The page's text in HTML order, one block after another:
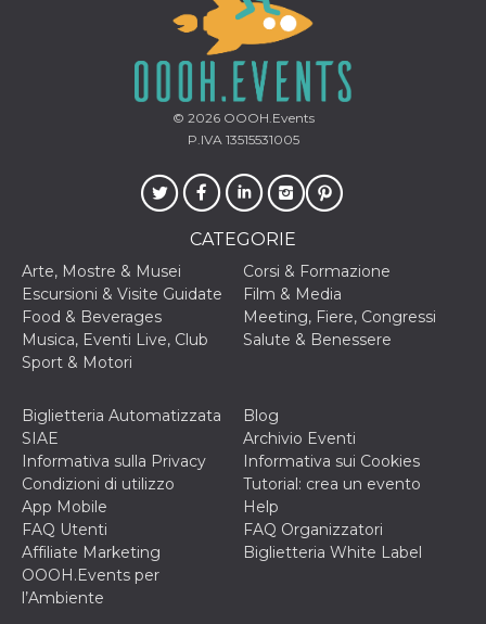
© 2026OOOH.Events
P.IVA 13515531005
CATEGORIE
Arte, Mostre & Musei
Corsi & Formazione
Escursioni & Visite Guidate
Film & Media
Food & Beverages
Meeting, Fiere, Congressi
Musica, Eventi Live, Club
Salute & Benessere
Sport & Motori
Biglietteria Automatizzata
SIAE
Blog
Archivio Eventi
Informativa sulla Privacy
Informativa sui Cookies
Condizioni di utilizzo
Tutorial: crea un evento
App Mobile
Help
FAQ Utenti
FAQ Organizzatori
Affiliate Marketing
Biglietteria White Label
OOOH.Events per
l’Ambiente